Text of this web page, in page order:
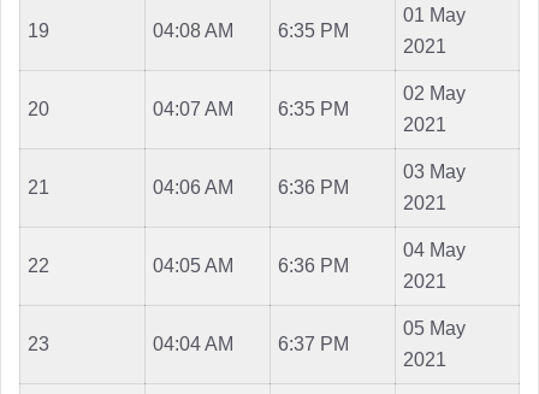
19 04:08 AM 6:35 PM
01 May
2021
20 04:07 AM 6:35 PM
02 May
2021
21 04:06 AM 6:36 PM
03 May
2021
22 04:05 AM 6:36 PM
04 May
2021
23 04:04 AM 6:37 PM
05 May
2021